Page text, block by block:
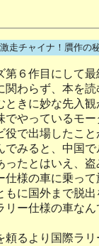
走チャイナ！贋作の
６作目にして
わらず、本を
ときに妙な先入
でやっているモ
役で出場したこ
みると、中国
ったとはいえ、
仕様の車に乗っ
もに国外まで脱
ー仕様の車な
るより国際ラ